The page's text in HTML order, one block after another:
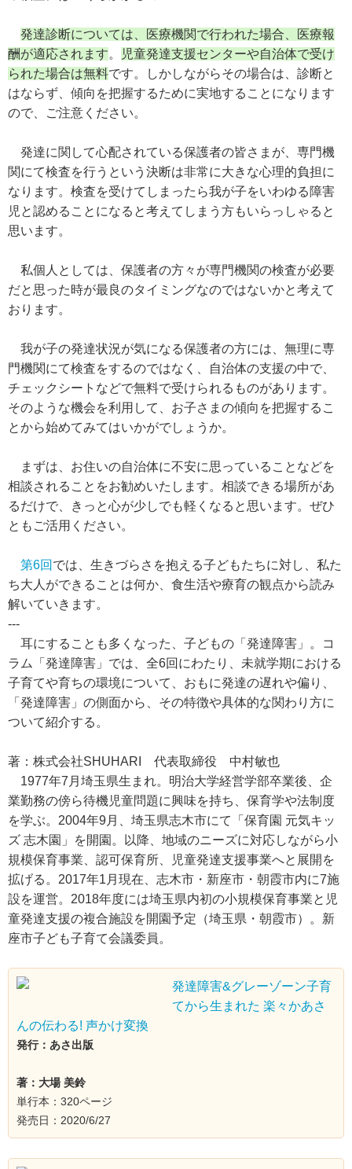
発達診断については、医療機関で行われた場合、医療報
酬が適応されます。
児童発達支援センターや自治体で受け
られた場合は無料です。しかしながらその場合は、診断と
はならず、傾向を把握するために実地することになります
ので、ご注意ください。
発達に関して心配されている保護者の皆さまが、専門機
関にて検査を行うという決断は非常に大きな心理的負担に
なります。検査を受けてしまったら我が子をいわゆる障害
児と認めることになると考えてしまう方もいらっしゃると
思います。
私個人としては、保護者の方々が専門機関の検査が必要
だと思った時が最良のタイミングなのではないかと考えて
おります。
我が子の発達状況が気になる保護者の方には、無理に専
門機関にて検査をするのではなく、自治体の支援の中で、
チェックシートなどで無料で受けられるものがあります。
そのような機会を利用して、お子さまの傾向を把握するこ
とから始めてみてはいかがでしょうか。
まずは、お住いの自治体に不安に思っていることなどを
相談されることをお勧めいたします。相談できる場所があ
るだけで、きっと心が少しでも軽くなると思います。ぜひ
ともご活用ください。
第6回 では、生きづらさを抱える子どもたちに対し、私た
ち大人ができることは何か、食生活や療育の観点から読み
解いていきます。
---
耳にすることも多くなった、子どもの「発達障害」。コ
ラム「発達障害」では、全6回にわたり、未就学期における
子育てや育ちの環境について、おもに発達の遅れや偏り、
「発達障害」の側面から、その特徴や具体的な関わり方に
ついて紹介する。
著：株式会社SHUHARI 代表取締役 中村敏也
1977年7月埼玉県生まれ。明治大学経営学部卒業後、企
業勤務の傍ら待機児童問題に興味を持ち、保育学や法制度
を学ぶ。2004年9月、埼玉県志木市にて「保育園 元気キッ
ズ 志木園」を開園。以降、地域のニーズに対応しながら小
規模保育事業、認可保育所、児童発達支援事業へと展開を
拡げる。2017年1月現在、志木市・新座市・朝霞市内に7施
設を運営。2018年度には埼玉県内初の小規模保育事業と児
童発達支援の複合施設を開園予定（埼玉県・朝霞市）。新
座市子ども子育て会議委員。
発達障害&グレーゾーン子育
てから生まれた 楽々かあさ
んの伝わる! 声かけ変換
発行：あさ出版
著：大場 美鈴
単行本：320ページ
発売日：2020/6/27